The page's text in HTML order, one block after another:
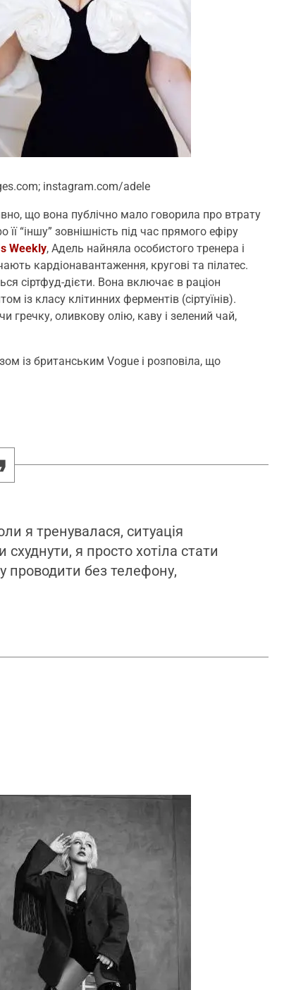
instagram.com/adele
що вона публічно мало говорила про втрату
“іншу” зовнішність під час прямого ефіру
Weekly, Адель найняла особистого тренера і
кардіонавантаження, кругові та пілатес.
сіртфуд-дієти. Вона включає в раціон
із класу клітинних ферментів (сіртуїнів).
оливкову олію, каву і зелений чай,
із британським Vogue і розповіла, що
я тренувалася, ситуація
я просто хотіла стати
проводити без телефону,